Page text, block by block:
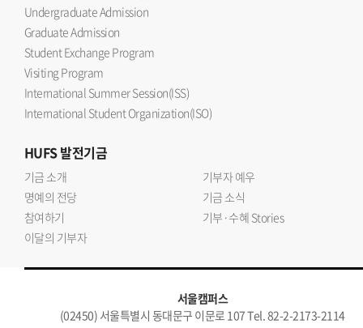
Undergraduate Admission
Graduate Admission
Student Exchange Program
Visiting Program
International Summer Session(ISS)
International Student Organization(ISO)
HUFS발전기금
기금 소개
기부자 예우
명예의 전당
기금 소식
참여하기
기부·수혜 Stories
이달의 기부자
서울캠퍼스
(02450) 서울특별시 동대문구 이문로 107 Tel. 82-2-2173-2114